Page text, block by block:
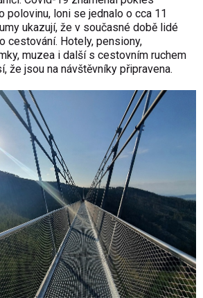
polovinu, loni se jednalo o cca 11
ukazují, že v současné době lidé
cestování. Hotely, pensiony,
muzea i další s cestovním ruchem
že jsou na návštěvníky připravena.